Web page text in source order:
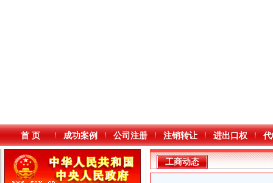
首 页 成功案例 公司注册 注销转让 进出口权
工商动态